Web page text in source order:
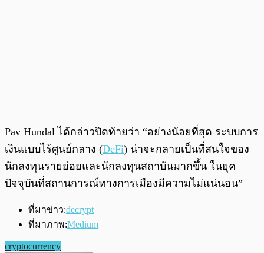
Pav Hundal ได้กล่าวปิดท้ายว่า “อย่างน้อยที่สุด ระบบการ
เงินแบบไร้ศูนย์กลาง (DeFi) น่าจะกลายเป็นที่สนใจของ
นักลงทุนรายย่อยและนักลงทุนสถาบันมากขึ้น ในยุค
ปัจจุบันที่สถานการณ์ทางการเมืองมีความไม่แน่นอน”
ที่มาข่าว:decrypt
ที่มาภาพ:Medium
cryptocurrency